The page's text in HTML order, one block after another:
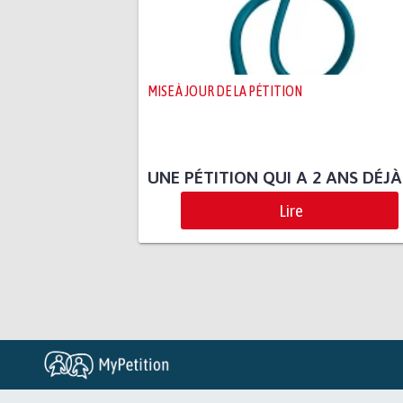
MISE À JOUR DE LA PÉTITION
UNE PÉTITION QUI A 2 ANS DÉJÀ
Lire